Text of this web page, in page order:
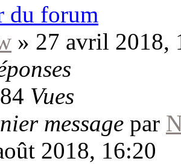
du forum
» 27 avril 2018,
Vues
message par
2018, 16:20